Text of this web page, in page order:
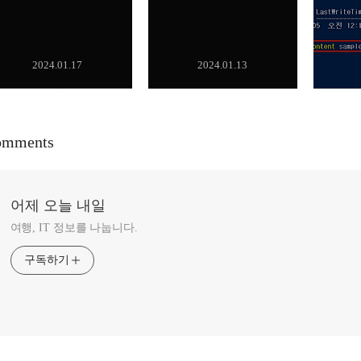
2024.01.17 2024.01.13
어제 오늘 내일
여행, IT 정보를 나눕니다.
구독하기